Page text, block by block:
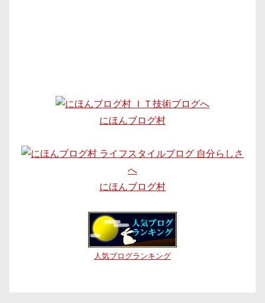
にほんブログ村
にほんブログ村
人気ブログランキング